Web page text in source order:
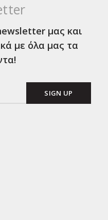
μας και
με όλα μας τα